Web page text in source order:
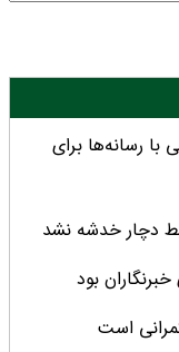
رسانه‌ها برای
دچار خدشه نشد
بود
است